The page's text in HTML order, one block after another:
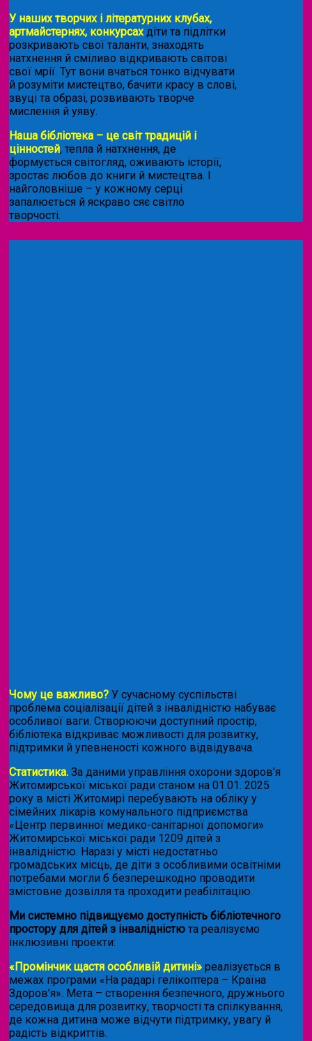
У наших творчих і літературних клубах,
артмайстернях, конкурсахдіти та підлітки
розкривають свої таланти, знаходять
натхнення й сміливо відкривають світові
свої мрії. Тут вони вчаться тонко відчувати
й розуміти мистецтво, бачити красу в слові,
звуці та образі, розвивають творче
мислення й уяву.
Наша бібліотека – це світ традицій і
цінностей, тепла й натхнення, де
формується світогляд, оживають історії,
зростає любов до книги й мистецтва. І
найголовніше – у кожному серці
запалюється й яскраво сяє світло
творчості.
Чому це важливо? У сучасному суспільстві
проблема соціалізації дітей з інвалідністю набуває
особливої ваги. Створюючи доступний простір,
бібліотека відкриває можливості для розвитку,
підтримки й упевненості кожного відвідувача.
Статистика. За даними управління охорони здоров’я
Житомирської міської ради станом на 01.01. 2025
року в місті Житомирі перебувають на обліку у
сімейних лікарів комунального підприємства
«Центр первинної медико-санітарної допомоги»
Житомирської міської ради 1209 дітей з
інвалідністю. Наразі у місті недостатньо
громадських місць, де діти з особливими освітніми
потребами могли б безперешкодно проводити
змістовне дозвілля та проходити реабілітацію.
Ми системно підвищуємо доступність бібліотечного
простору для дітей з інвалідністю та реалізуємо
інклюзивні проекти:
«Промінчик щастя особливій дитині» реалізується в
межах програми «На радарі гелікоптера – Країна
Здоров’я». Мета – створення безпечного, дружнього
середовища для розвитку, творчості та спілкування,
де кожна дитина може відчути підтримку, увагу й
радість відкриттів.